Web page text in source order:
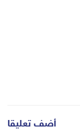
أضف تعليقا